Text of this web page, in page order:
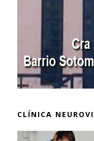
CLÍNICA